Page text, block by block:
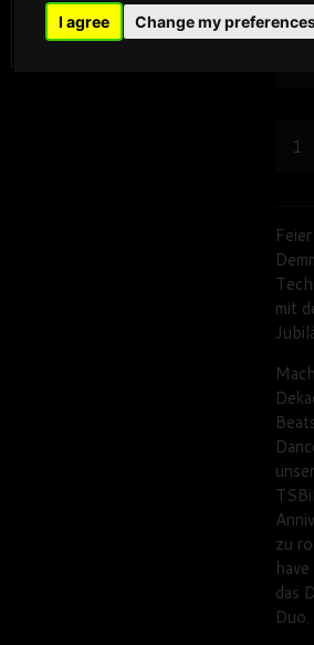
I agree Change my
mit
zu
das
Duo.